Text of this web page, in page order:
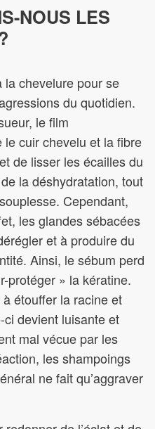
NOUS LES
la chevelure pour se
du quotidien.
le film
cuir chevelu et la fibre
de lisser les écailles du
la déshydratation, tout
Cependant,
les glandes sébacées
et à produire du
Ainsi, le sébum perd
protéger » la kératine.
étouffer la racine et
devient luisante et
mal vécue par les
les shampoings
ne fait qu’aggraver